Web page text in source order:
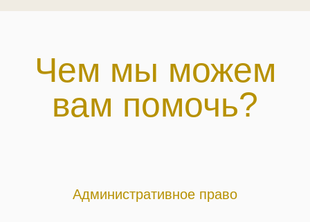
Чем мы можем
вам помочь?
Административное право